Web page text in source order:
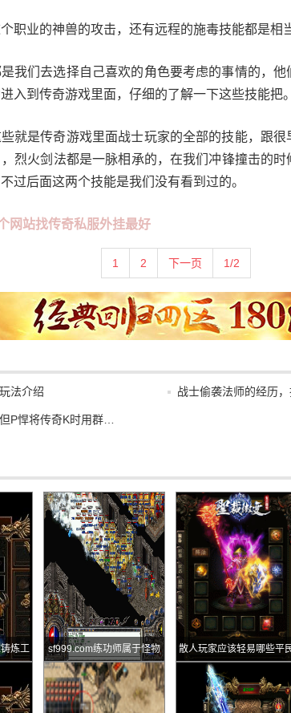
业的神兽的攻击，还有远程的施毒技能都是相当
们去选择自己喜欢的角色要考虑的事情的，他
入到传奇游戏里面，仔细的了解一下这些技能把。
是传奇游戏里面战士玩家的全部的技能，跟很
烈火剑法都是一脉相承的，在我们冲锋撞击的时
过后面这两个技能是我们没有看到过的。
网站找传奇私服外挂最好
1 2 下一页 1/2
法介绍 战士偷袭法师的经历
P悍将传奇K时用群…
炼工 sf999.com练功师属于怪物
还是NPC
散人玩家应该轻易哪些平
地图选好一个适合自己升级
和爆装备地图